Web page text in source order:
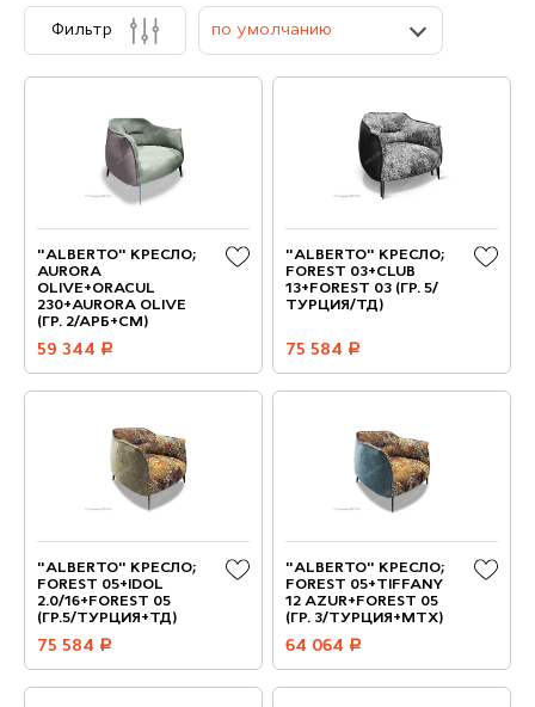
Фильтр по умолчанию
"ALBERTO" КРЕСЛО;
AURORA
OLIVE+ORACUL
230+AURORA OLIVE
(ГР. 2/АРБ+СМ)
59 344 руб.
"ALBERTO" КРЕСЛО;
FOREST 03+CLUB
13+FOREST 03 (ГР. 5/
ТУРЦИЯ/ТД)
75 584 руб.
"ALBERTO" КРЕСЛО;
FOREST 05+IDOL
2.0/16+FOREST 05
(ГР.5/ТУРЦИЯ+ТД)
75 584 руб.
"ALBERTO" КРЕСЛО;
FOREST 05+TIFFANY
12 AZUR+FOREST 05
(ГР. 3/ТУРЦИЯ+МТХ)
64 064 руб.